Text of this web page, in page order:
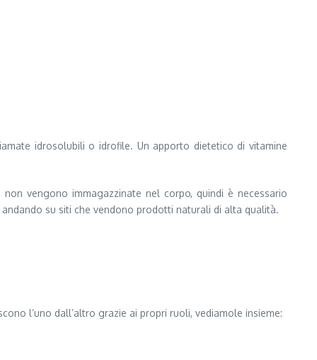
idrosolubili o idrofile. Un apporto dietetico di vitamine
vengono immagazzinate nel corpo, quindi è necessario
su siti che vendono prodotti naturali di alta qualità.
l’uno dall’altro grazie ai propri ruoli, vediamole insieme: